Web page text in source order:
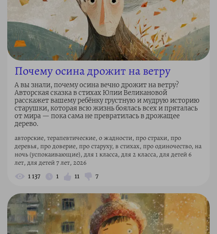
Почему осина дрожит на ветру
А вы знали, почему осина вечно дрожит на ветру?
Авторская сказка в стихах Юлии Великановой
расскажет вашему ребёнку грустную и мудрую историю
старушки, которая всю жизнь боялась всех и пряталась
от мира — пока сама не превратилась в дрожащее
дерево.
авторские, терапевтические, о жадности, про страхи, про
деревья, про доверие, про старуху, в стихах, про одиночество, на
ночь (успокаивающие), для 1 класса, для 2 класса, для детей 6
лет, для детей 7 лет, 2026
1 137 1 11 7